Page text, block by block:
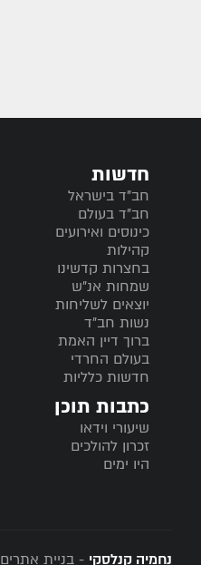
חדשות
חב”ד בישראל
חב”ד בעולם
כינוסים ואירועים
קהילות
בחצרות קדשינו
שמחות אנ"ש
יוצאים לשליחות
נשות חב"ד
ברוך דיין האמת
בעולם החרדי
חדשות כלליות
כתבות תוכן
שיעורי וידאו
זכרון להולכים
היו ימים
נחמיה קנלסקי - בניית אתרים